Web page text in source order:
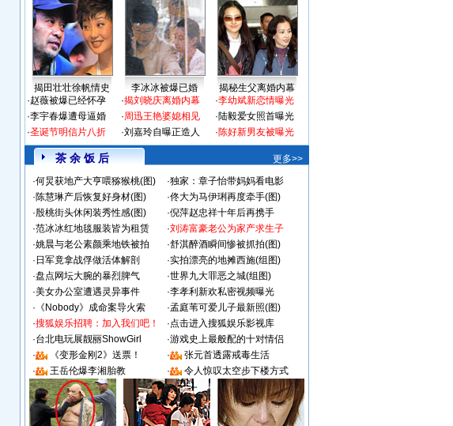
揭田壮壮徐帆情史 李冰冰被爆已婚
揭秘生父离婚内幕
·赵薇被爆已经怀孕
·李宇春爆遭母逼婚
·圣诞节明信片八折
·揭刘晓庆离婚内幕
·周迅王艳婆媳相见
·刘嘉玲自曝正造人
·李幼斌新恋情曝光
·陆毅爱女照首曝光
·陈好新男友被曝光
茶 余 饭 后
更多>>
·何炅获地产大亨喂猕猴桃(图) ·独家：章子怡带妈妈看电影
·陈慧琳产后恢复好身材(图) ·佟大为马伊琍再度牵手(图)
·殷桃街头休闲装秀性感(图) ·倪萍赵忠祥十年后再携手
·范冰冰红地毯服装皆为租赁 ·刘涛富豪老公为家产求生子
·姚晨与老公素颜乘地铁被拍 ·舒淇醉酒瞬间惨被抓拍(图)
· 日军竟拿战俘做活体解剖 ·实拍漂亮的地摊西施(组图)
·盘点网坛大腕的暴烈脾气 ·世界九大罪恶之城(组图)
·美女办公室遭遇灵异事件 ·李孝利新欢私密视频曝光
· 《Nobody》成命案导火索 ·孟庭苇可爱儿子最新照(图)
·搜狐娱乐招聘：加入我们吧！ ·点击进入搜狐娱乐影视库
·台北电玩展靓丽ShowGirl ·游戏史上最般配的十对情侣
·
《变形金刚2》送票！ ·
张元首透露戒毒生活
·
王岳伦爆李湘胎教 · 令人惊叹太空步下楼方式